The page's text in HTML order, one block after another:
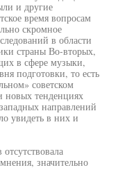
и другие
время вопросам
скромное
в области
страны Во-вторых,
в сфере музыки,
подготовки, то есть
советском
новых тенденциях
направлений
увидеть в них и
значительно